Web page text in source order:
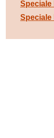
Speciale
Speciale